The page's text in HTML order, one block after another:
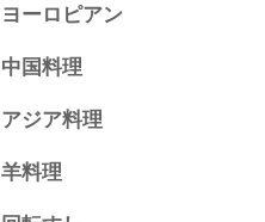
ヨーロピアン
中国料理
アジア料理
羊料理